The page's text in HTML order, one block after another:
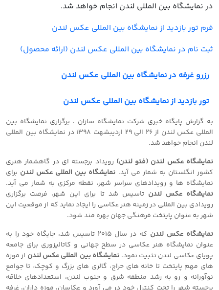
در نمایشگاه بین المللی لندن انجام خواهد شد.
فرم تور بازدید از نمایشگاه بین المللی عکس لندن
ثبت نام در نمایشگاه بین المللی عکس لندن (ارائه محصول)
رزرو غرفه در نمایشگاه بین المللی عکس لندن
تور بازدید از نمایشگاه بین المللی عکس لندن
به گزارش پایگاه خبری شرکت نمایشگاه سازان ، برگزاری نمایشگاه بین
المللی عکس لندن از 26 الی 29 اردیبشهت 1398 در نمایشگاه بین المللی
لندن انجام خواهد شد.
نمایشگاه عکس لندن (فتو لندن) رویداد برجسته ای در گاهشمار هنری
کشور انگلستان به شمار می آید. نمایشگاه بین المللی عکس لندن برای
نمایشگاه ها و رویدادهای سراسر شهر، نقطه مرکزی به شمار می آید.
نمایشگاه عکس لندن تاسیس شد تا برای این شهر، فرصت برگزاری
رویدادی بین المللی در زمینه هنر عکاسی را ایجاد نماید که از موقعیت این
شهر به عنوان پایتخت فرهنگی جهان بهره مند شود.
نمایشگاه عکس لندن
که در سال ٢٠١٥ تاسیس شد، جایگاه خود را به
عنوان نمایشگاه هنر عکاسی در سطح جهانی و کاتالیزوری برای جامعه
پویای عکاسی لندن تثبیت نمود. نمایشگاه بین المللی عکس لندن از موزه
های مهم پایتخت تا خانه های حراج، گالری های بزرگ و کوچک، تا جوامع
نوآورانه و رو به رشد منطقه شرق و جنوب لندن، استعدادهای خلاقه